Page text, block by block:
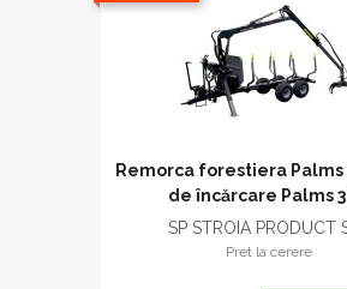
Remorca forestiera Palms
de încărcare Palms
SP STROIA PRODUCT
Pret la cerere